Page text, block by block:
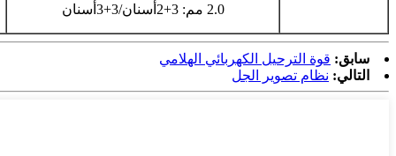
2.0 مم: 3+2 أسنان/3+3 أسنان
سابق: قوة الترحيل الكهربائي الهلامي
التالي: نظام تصوير الجل